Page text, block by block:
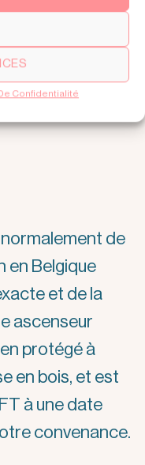
Confidentialité
de
en Belgique
et de la
ascenseur
protégé à
en bois, et est
à une date
convenance.